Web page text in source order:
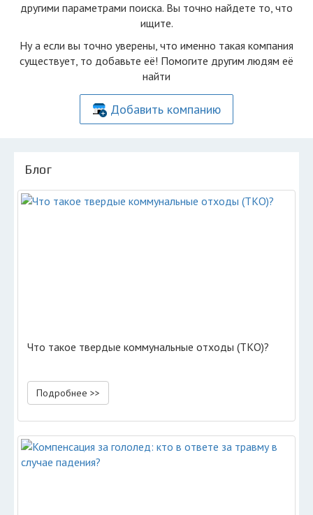
другими параметрами поиска. Вы точно найдете то, что
ищите.
Ну а если вы точно уверены, что именно такая компания
существует, то добавьте её! Помогите другим людям её
найти
Добавить компанию
Блог
Что такое твердые коммунальные отходы (ТКО)?
Подробнее >>